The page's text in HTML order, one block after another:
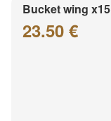
Bucket wing x15
23.50 €